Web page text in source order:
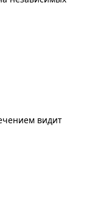
видит